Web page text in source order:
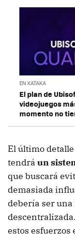
EN XATAKA
El plan de
videojuegos
momento no
El último
tendrá un
que buscará
demasiada
debería ser
estos esfuerzos